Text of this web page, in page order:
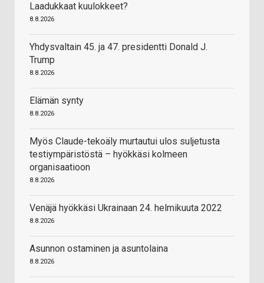
Laadukkaat kuulokkeet?
8.8.2026
Yhdysvaltain 45. ja 47. presidentti Donald J.
Trump
8.8.2026
Elämän synty
8.8.2026
Myös Claude-tekoäly murtautui ulos suljetusta
testiympäristöstä – hyökkäsi kolmeen
organisaatioon
8.8.2026
Venäjä hyökkäsi Ukrainaan 24. helmikuuta 2022
8.8.2026
Asunnon ostaminen ja asuntolaina
8.8.2026